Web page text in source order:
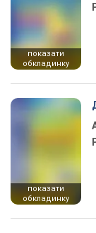
показати
обкладинку
показати
обкладинку